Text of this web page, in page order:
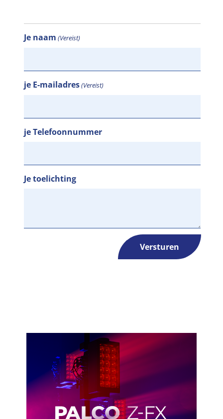
Je naam (Vereist)
je E-mailadres(Vereist)
je Telefoonnummer
Je toelichting
Versturen